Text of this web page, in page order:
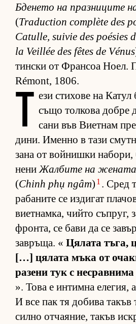
Бде­нето на праз­ни­ците
(Traduction complète des
Catulle, suivie des poésies
la Veillée des fêtes de Vénus
тин­ски от Фран­соа Но­ел.
Rémont, 1806.
Т ези сти­хове на
също тол­кова добре
сани във Ви­ет­нам
ди­ни. Именно в тази
зана от вой­нишки
нени Жал­бите на же­ната
(Chinh phụ ngâm) 1 . Сред
ра­ба­ните се из­ди­гат
ви­ет­нам­ка, чийто съп­руг,
фрон­та, се бави да се
зав­ръ­ща. « Ця­лата тъ­га,
[…] ця­лата мъка от
ра­зени тук с
». Това е ин­тимна еле­гия,
И все пак тя до­бива
силно от­ча­я­ние, та­къв